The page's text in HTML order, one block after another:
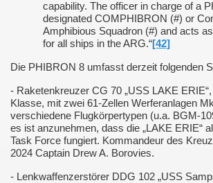
capability. The officer in charge of a
designated COMPHIBRON (#) or
Amphibious Squadron (#) and acts
for all ships in the ARG.“[42]
Die PHIBRON 8 umfasst derzeit folgenden
- Raketenkreuzer CG 70 „USS LAKE
Klasse, mit zwei 61-Zellen Werferanlagen
verschiedene Flugkörpertypen (u.a. BGM-
es ist anzunehmen, dass die „LAKE ERIE“
Task Force fungiert. Kommandeur des
2024 Captain Drew A. Borovies.
- Lenkwaffenzerstörer DDG 102 „USS